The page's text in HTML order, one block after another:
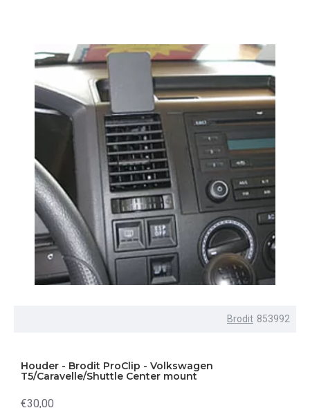
Brodit 853992
Houder - Brodit ProClip - Volkswagen
T5/Caravelle/Shuttle Center mount
€30,00